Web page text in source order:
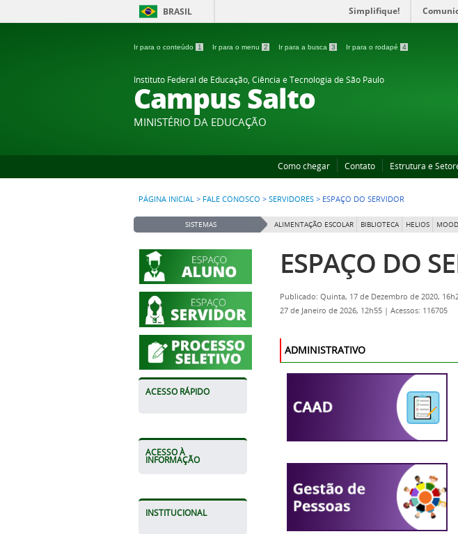
BRASIL Simplifique!
Ir para o conteúdo 1 Ir para o menu 2 Ir para a busca 3 Ir para o rodapé 4
Instituto Federal de Educação, Ciência e Tecnologia de São Paulo
Campus Salto
MINISTÉRIO DA EDUCAÇÃO
Como chegar Contato Estrutura e
PÁGINA INICIAL > FALE CONOSCO > SERVIDORES > ESPAÇO DO SERVIDOR
SISTEMAS ALIMENTAÇÃO ESCOLAR BIBLIOTECA HELIOS
ACESSO RÁPIDO
ACESSO À
INFORMAÇÃO
INSTITUCIONAL
ESPAÇO DO
Publicado: Quinta, 17 de Dezembro de 2020,
27 de Janeiro de 2026, 12h55 | Acessos: 116705
ADMINISTRATIVO